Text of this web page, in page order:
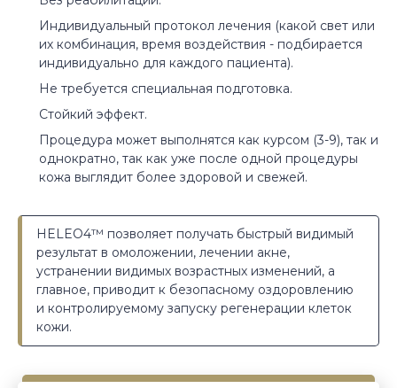
Индивидуальный протокол лечения (какой свет или
их комбинация, время воздействия - подбирается
индивидуально для каждого пациента).
Не требуется специальная подготовка.
Стойкий эффект.
Процедура может выполнятся как курсом (3-9), так и
однократно, так как уже после одной процедуры
кожа выглядит более здоровой и свежей.
HELEO4™ позволяет получать быстрый видимый
результат в омоложении, лечении акне,
устранении видимых возрастных изменений, а
главное, приводит к безопасному оздоровлению
и контролируемому запуску регенерации клеток
кожи.